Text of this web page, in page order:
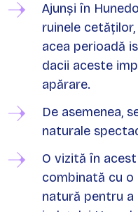
Ajunși în
ruinele
acea perioadă
dacii aceste
apărare.
De asemenea,
naturale
O vizită în
combinată cu o
natură pentru a